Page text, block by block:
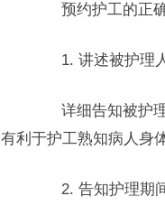
预约护工的正确
1. 讲述被护理
详细告知被护理
有利于护工熟知病人身
2. 告知护理期